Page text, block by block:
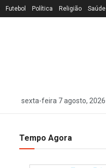
Futebol Política Religião Saúde
sexta-feira 7 agosto, 2026
Tempo Agora